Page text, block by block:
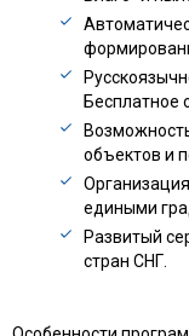
Бесплатное
объектов и
едиными
Развитый
стран СНГ.